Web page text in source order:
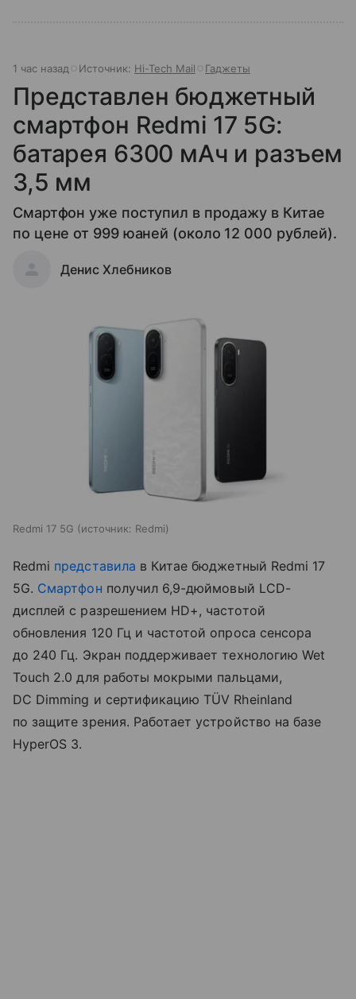
1 час назад Источник: Hi-Tech Mail Гаджеты
Представлен бюджетный
смартфон Redmi 17 5G:
батарея 6300 мАч и разъем
3,5 мм
Смартфон уже поступил в продажу в Китае
по цене от 999 юаней (около 12 000 рублей).
Денис Хлебников
Redmi 17 5G источник: Redmi
Redmi представила в Китае бюджетный Redmi 17
5G. Смартфон получил 6,9-дюймовый LCD-
дисплей с разрешением HD+, частотой
обновления 120 Гц и частотой опроса сенсора
до 240 Гц. Экран поддерживает технологию Wet
Touch 2.0 для работы мокрыми пальцами,
DC Dimming и сертификацию TÜV Rheinland
по защите зрения. Работает устройство на базе
HyperOS 3.